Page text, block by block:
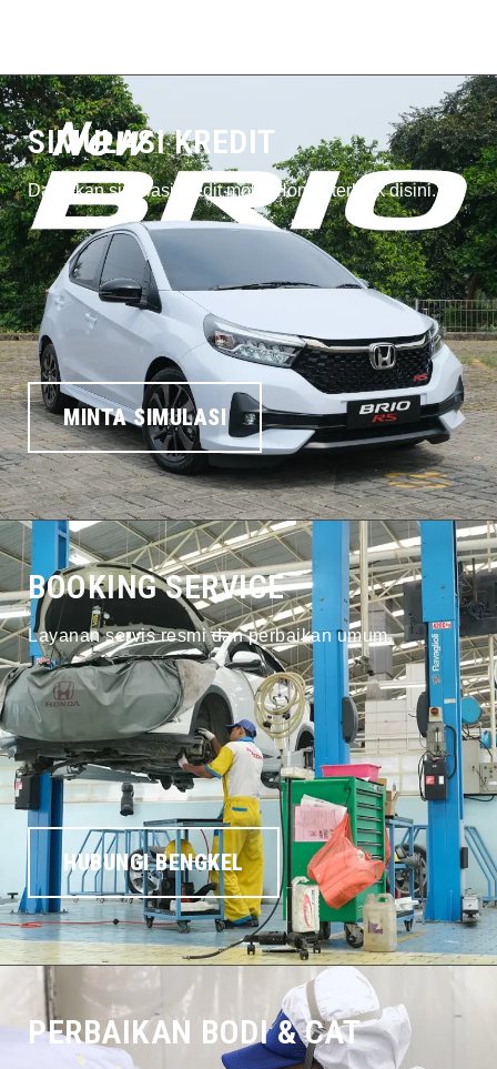
SIMULASI KREDIT
Dapatkan simulasi kredit mobil Honda terbaik disini.
MINTA SIMULASI
BOOKING SERVICE
Layanan servis resmi dan perbaikan umum.
HUBUNGI BENGKEL
PERBAIKAN BODI & CAT